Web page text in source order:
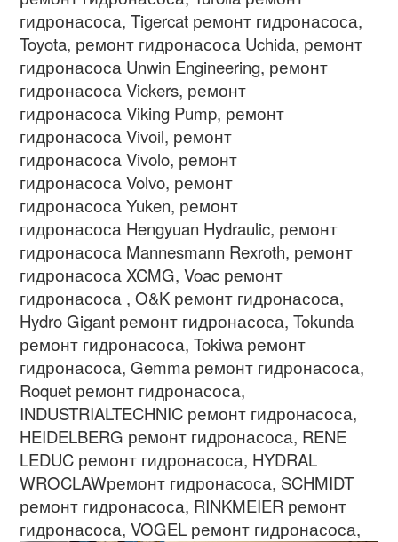
гидронасоса, Tigercat ремонт гидронасоса,
Toyota, ремонт гидронасоса Uchida, ремонт
гидронасоса Unwin Engineering, ремонт
гидронасосаVickers, ремонт
гидронасосаViking Pump, ремонт
гидронасосаVivoil, ремонт
гидронасосаVivolo, ремонт
гидронасосаVolvo, ремонт
гидронасосаYuken, ремонт
гидронасоса Hengyuan Hydraulic, ремонт
гидронасоса Mannesmann Rexroth, ремонт
гидронасоса XCMG, Voac ремонт
гидронасоса , O&K ремонт гидронасоса,
Hydro Gigant ремонт гидронасоса, Tokunda
ремонт гидронасоса, Tokiwa ремонт
гидронасоса, Gemma ремонт гидронасоса,
Roquet ремонт гидронасоса,
INDUSTRIALTECHNIC ремонт гидронасоса,
HEIDELBERG ремонт гидронасоса, RENE
LEDUC ремонт гидронасоса, HYDRAL
WROCLAWремонт гидронасоса, SCHMIDT
ремонт гидронасоса, RINKMEIER ремонт
гидронасоса,VOGEL ремонт гидронасоса,